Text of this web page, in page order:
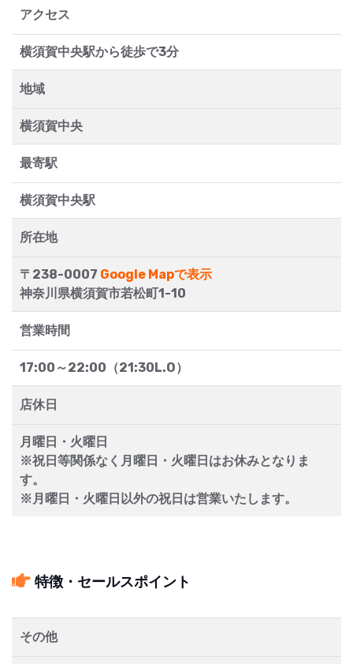
アクセス
横須賀中央駅から徒歩で3分
地域
横須賀中央
最寄駅
横須賀中央駅
所在地
〒238-0007 Google Mapで表示
神奈川県横須賀市若松町1-10
営業時間
17:00～22:00（21:30L.O）
店休日
月曜日・火曜日
※祝日等関係なく月曜日・火曜日はお休みとなりま
す。
※月曜日・火曜日以外の祝日は営業いたします。
特徴・セールスポイント
その他